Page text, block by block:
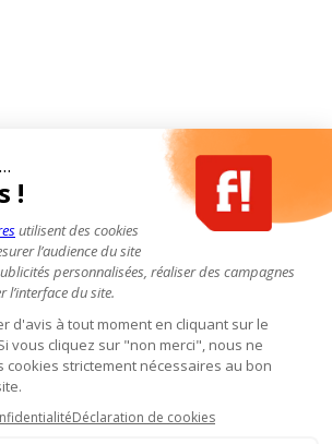
!
utilisent des cookies
l’audience du site
personnalisées, réaliser des campagnes
l’interface du site.
d'avis à tout moment en cliquant sur le
vous cliquez sur "non merci", nous ne
cookies strictement nécessaires au bon
Déclaration de cookies